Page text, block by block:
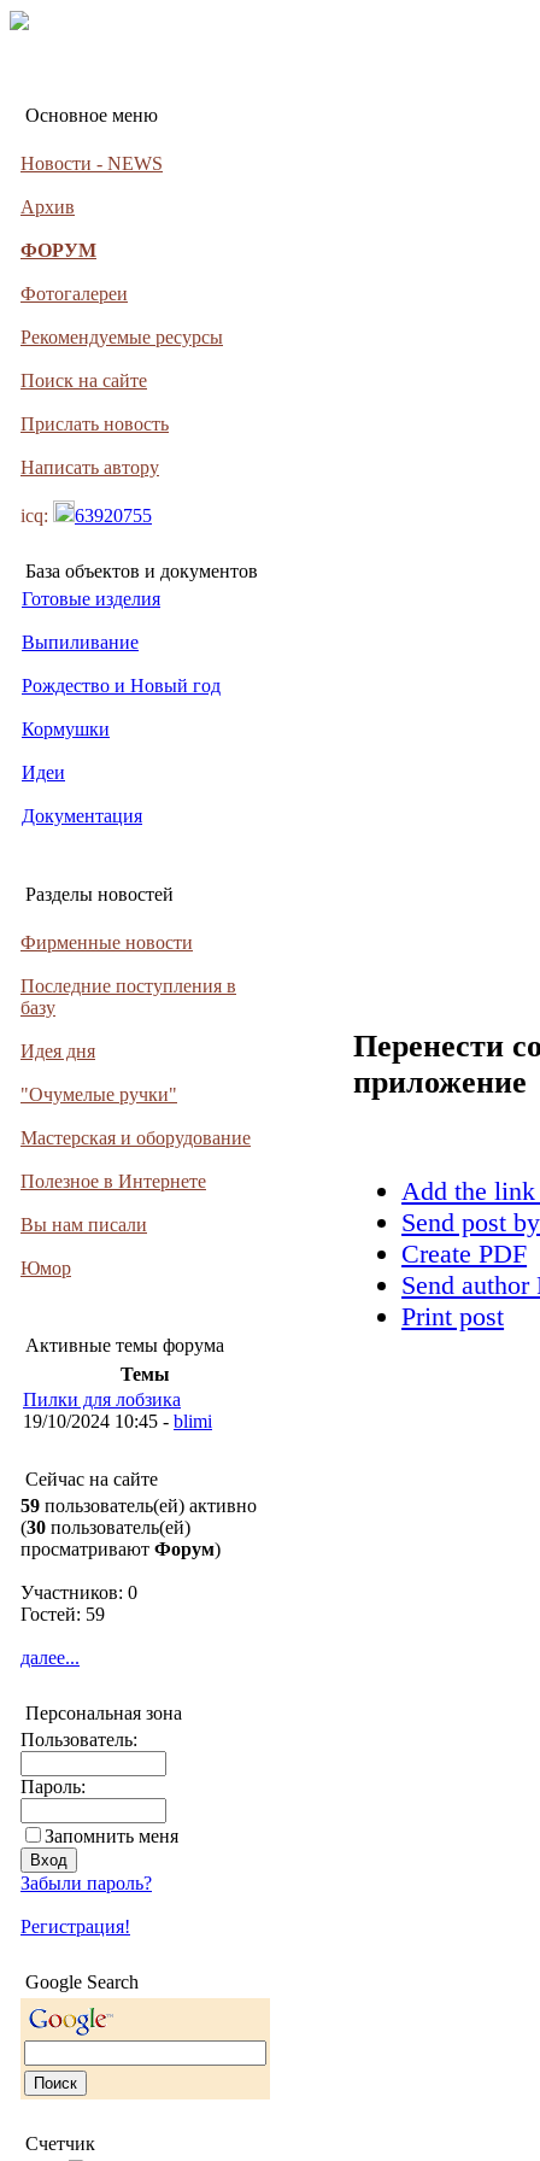
Основное меню
Новости - NEWS
Архив
ФОРУМ
Фотогалереи
Рекомендуемые ресурсы
Поиск на сайте
Прислать новость
Написать автору
icq: 63920755
База объектов и документов
Готовые изделия
Выпиливание
Рождество и Новый год
Кормушки
Идеи
Документация
Разделы новостей
Фирменные новости
Последние поступления в
базу
Идея дня
"Очумелые ручки"
Мастерская и оборудование
Полезное в Интернете
Вы нам писали
Юмор
Активные темы форума
Темы
Пилки для лобзика
19/10/2024 10:45 - blimi
Сейчас на сайте
59 пользователь(ей) активно
(30 пользователь(ей)
просматривают Форум)
Участников: 0
Гостей: 59
далее...
Персональная зона
Пользователь:
Пароль:
Запомнить меня
Забыли пароль?
Регистрация!
Google Search
Счетчик
Перенести
приложение
Add the
Send post
Create PDF
Send
Print post